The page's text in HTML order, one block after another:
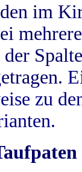
im
zu